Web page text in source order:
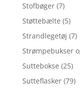
Stofbøger (7)
Støttebælte (5)
Strandlegetøj (7)
Strømpebukser
Suttebokse (25)
Sutteflasker (79)